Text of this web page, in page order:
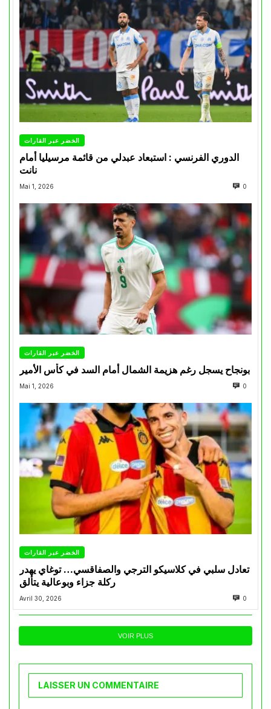
الخضر عبر القارات
الدوري الفرنسي : استبعاد عبدلي من قائمة مرسيليا أمام
نانت
Mai 1, 2026 0
الخضر عبر القارات
بونجاح يسجل رغم هزيمة الشمال أمام السد في كأس الأمير
Mai 1, 2026 0
الخضر عبر القارات
تعادل سلبي في كلاسيكو الترجي والصفاقسي… توغاي يهدر
ركلة جزاء وبوعالية يتألق
Avril 30, 2026 0
VOIR PLUS
LAISSER UN COMMENTAIRE